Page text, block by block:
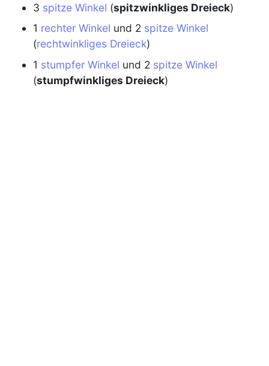
3 spitze Winkel (spitzwinkliges Dreieck)
1 rechter Winkel und 2 spitze Winkel
(rechtwinkliges Dreieck)
1 stumpfer Winkel und 2 spitze Winkel
(stumpfwinkliges Dreieck)